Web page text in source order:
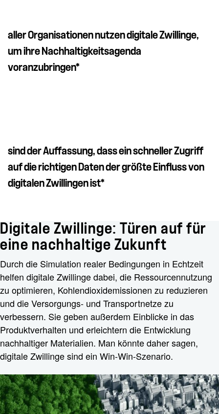
aller Organisationen nutzen digitale Zwillinge,
um ihre Nachhaltigkeitsagenda
voranzubringen*
sind der Auffassung, dass ein schneller Zugriff
auf die richtigen Daten der größte Einfluss von
digitalen Zwillingen ist*
Digitale Zwillinge: Türen auf für
eine nachhaltige Zukunft
Durch die Simulation realer Bedingungen in Echtzeit
helfen digitale Zwillinge dabei, die Ressourcennutzung
zu optimieren, Kohlendioxidemissionen zu reduzieren
und die Versorgungs- und Transportnetze zu
verbessern. Sie geben außerdem Einblicke in das
Produktverhalten und erleichtern die Entwicklung
nachhaltiger Materialien. Man könnte daher sagen,
digitale Zwillinge sind ein Win-Win-Szenario.